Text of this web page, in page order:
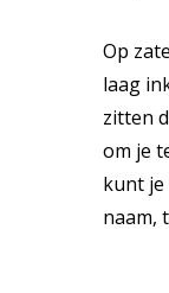
Op
laag
zitten
om je
kunt je
naam,